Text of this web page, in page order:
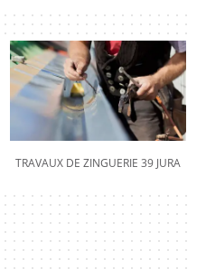
TRAVAUX DE ZINGUERIE 39 JURA